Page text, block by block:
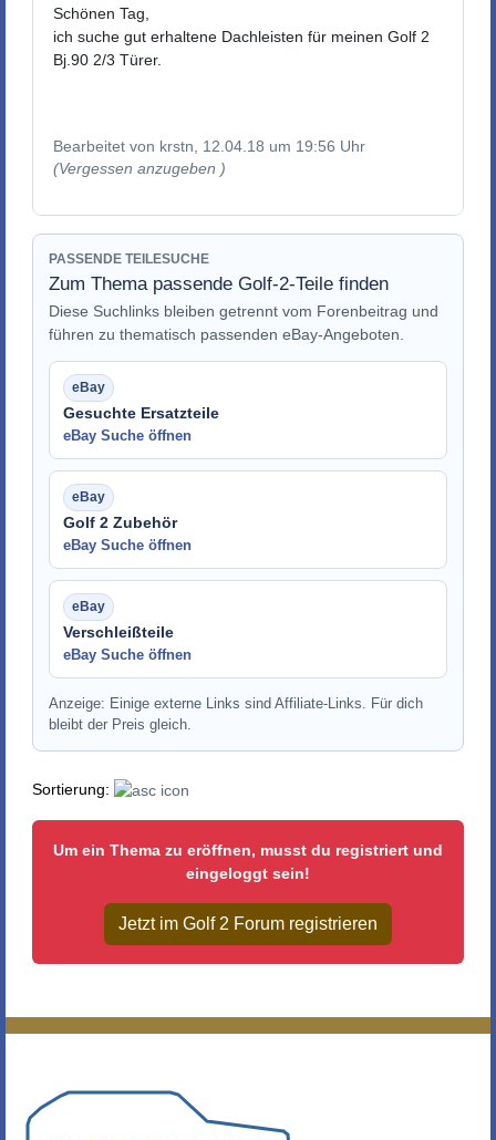
Schönen Tag,
ich suche gut erhaltene Dachleisten für meinen Golf 2
Bj.90 2/3 Türer.
Bearbeitet von krstn, 12.04.18 um 19:56 Uhr
(Vergessen anzugeben )
PASSENDE TEILESUCHE
Zum Thema passende Golf-2-Teile finden
Diese Suchlinks bleiben getrennt vom Forenbeitrag und
führen zu thematisch passenden eBay-Angeboten.
Gesuchte Ersatzteile
eBay Suche öffnen
Golf 2 Zubehör
eBay Suche öffnen
Verschleißteile
eBay Suche öffnen
Anzeige: Einige externe Links sind Affiliate-Links. Für dich
bleibt der Preis gleich.
Sortierung:
Um ein Thema zu eröffnen, musst du registriert und
eingeloggt sein!
Jetzt im Golf 2 Forum registrieren